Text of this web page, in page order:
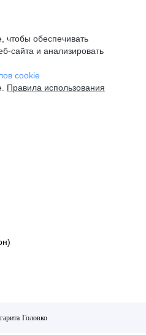
обеспечивать
сайта и анализировать
cookie
Правила использования
Головко